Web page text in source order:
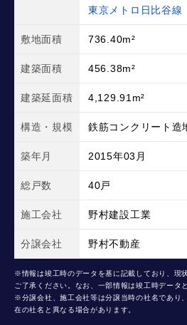
東京メトロ日比谷線
敷地面積 736.40m²
建築面積 456.38m²
建築延面積 4,129.91m²
構造・規模 鉄筋コンクリート造
築年月 2015年03月
総戸数 40戸
施工会社 野村建設工業
分譲会社 野村不動産
※情報は竣工時のデータを基に記載しており、現
ご了承ください。なお、一部情報は竣工時データ
※分譲会社、施工会社等は分譲当時の社名であり
在の社名と異なる場合があります。